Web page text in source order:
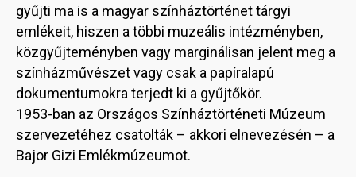
gyűjti ma is a magyar színháztörténet tárgyi
emlékeit, hiszen a többi muzeális intézményben,
közgyűjteményben vagy marginálisan jelent meg a
színházművészet vagy csak a papíralapú
dokumentumokra terjedt ki a gyűjtőkör.
1953-ban az Országos Színháztörténeti Múzeum
szervezetéhez csatolták – akkori elnevezésén – a
Bajor Gizi Emlékmúzeumot.